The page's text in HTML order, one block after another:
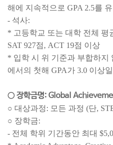
해에 지속적으로 GPA 2.5를
- 석사:
* 고등학교 또는 대학 전체 평
SAT 927점, ACT 19점 이상
* 입학 시 위 기준과 부합하지
에서의 첫해 GPA가 3.0 이상
○ 장학금명: Global
○ 대상과정: 모든 과정 (단,
○ 장학금:
- 전체 학위 기간동안 최대